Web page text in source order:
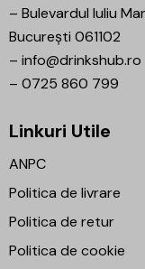
– Bulevardul Iuliu
București 061102
– info@drinkshub.ro
– 0725 860 799
Linkuri Utile
ANPC
Politica de livrare
Politica de retur
Politica de cookie